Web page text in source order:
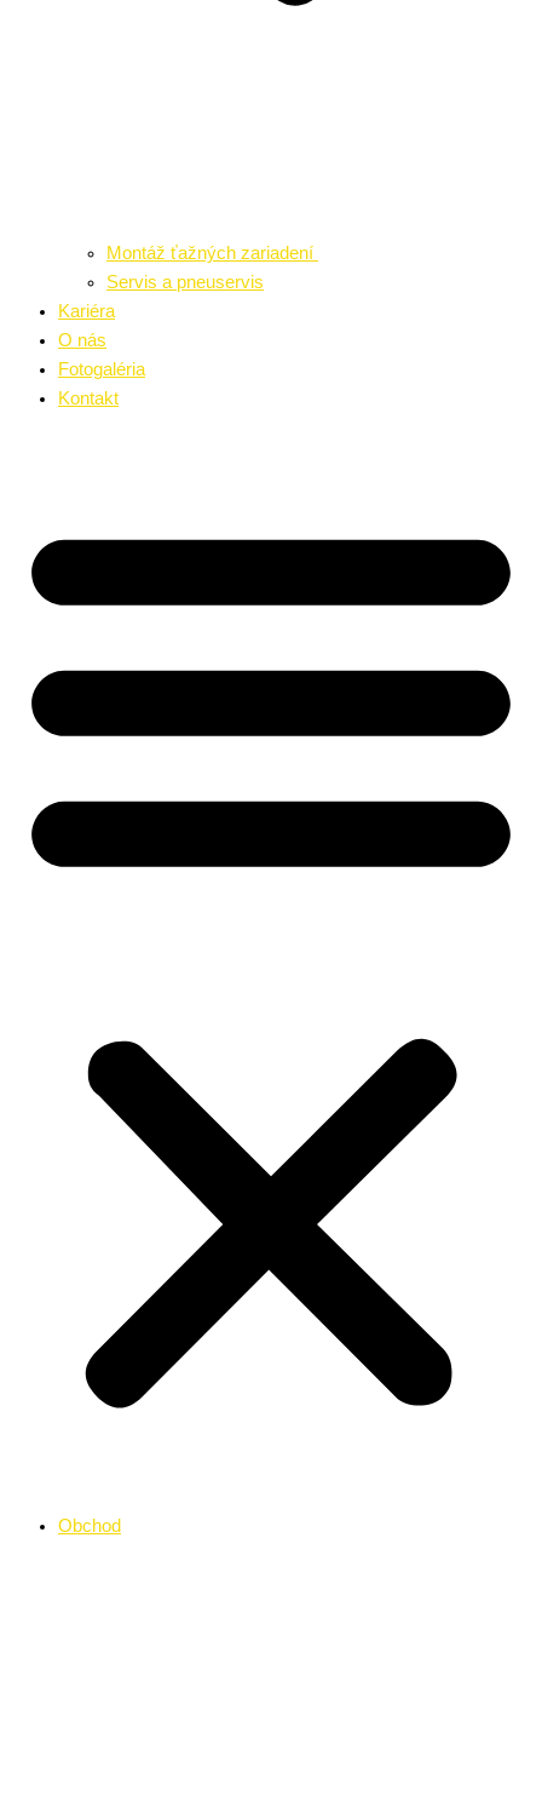
Montáž ťažných zariadení
Servis a pneuservis
Kariéra
O nás
Fotogaléria
Kontakt
Obchod